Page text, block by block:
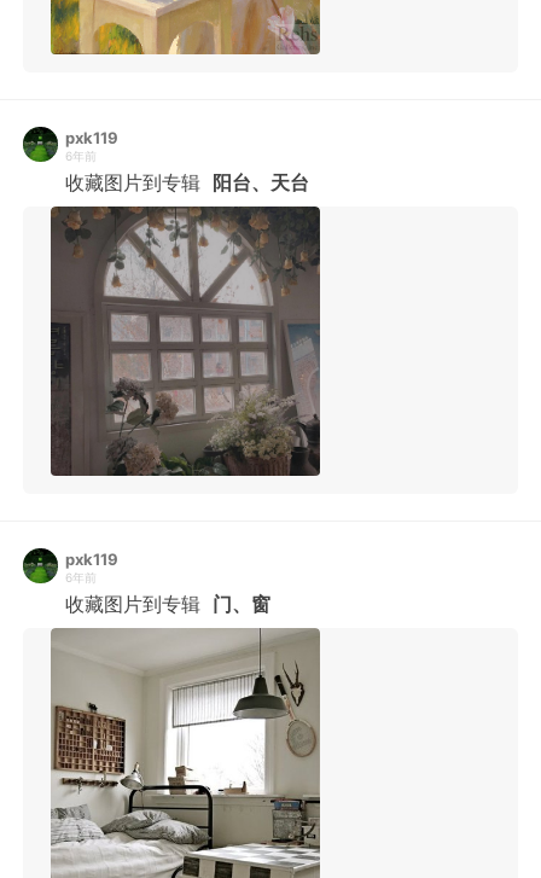
pxk119
6年前
收藏图片到专辑 阳台、天台
pxk119
6年前
收藏图片到专辑 门、窗